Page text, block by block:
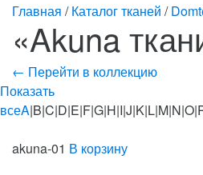
Главная /Каталог тканей /
«Akuna
← Перейти в коллекцию
Показать
всеA
akuna-01 В корзину